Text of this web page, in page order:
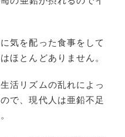
気を配った食事をして
ほとんどありません。
活リズムの乱れによっ
で、現代人は亜鉛不足